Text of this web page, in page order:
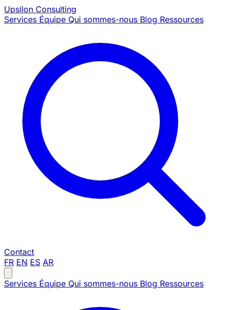
Upsilon Consulting
Services Équipe Qui sommes-nous Blog Ressources
Contact
FR EN ES AR
Services Équipe Qui sommes-nous Blog Ressources